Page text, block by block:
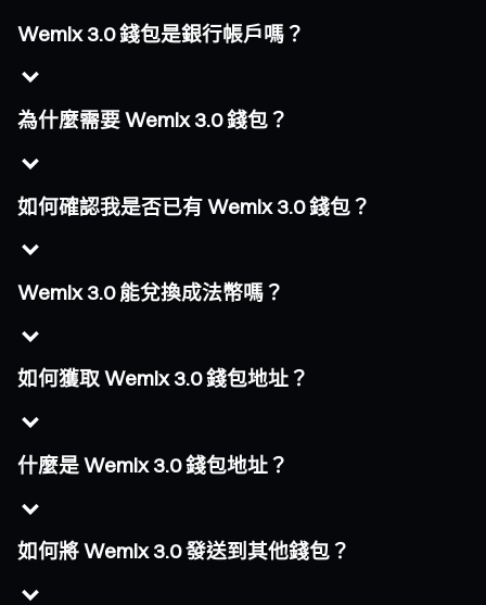
Wemix 3.0 錢包是銀行帳戶嗎？
為什麼需要 Wemix 3.0 錢包？
如何確認我是否已有 Wemix 3.0 錢包？
Wemix 3.0 能兌換成法幣嗎？
如何獲取 Wemix 3.0 錢包地址？
什麼是 Wemix 3.0 錢包地址？
如何將 Wemix 3.0 發送到其他錢包？